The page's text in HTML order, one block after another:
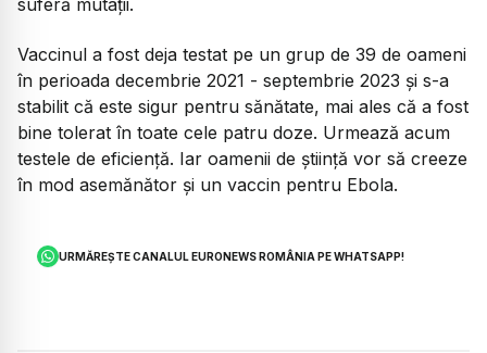
Vaccinul a fost deja testat pe un grup de 39 de oameni
în perioada decembrie 2021 - septembrie 2023 și s-a
stabilit că este sigur pentru sănătate, mai ales că a fost
bine tolerat în toate cele patru doze. Urmează acum
testele de eficiență. Iar oamenii de știință vor să creeze
în mod asemănător și un vaccin pentru Ebola.
URMĂREȘTE CANALUL EURONEWS ROMÂNIA PE WHATSAPP!